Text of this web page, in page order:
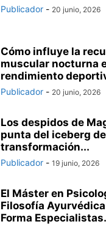
Publicador - 20 junio, 2026
Cómo influye la
muscular nocturna
rendimiento
Publicador - 20 junio, 2026
Los despidos de
punta del iceberg
transformación...
Publicador - 19 junio, 2026
El Máster en
Filosofía Ayurvédica
Forma